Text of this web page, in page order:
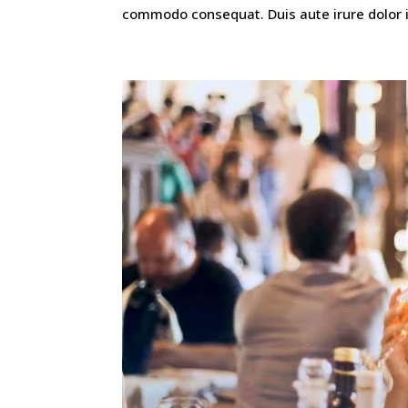
commodo consequat. Duis aute irure dolor